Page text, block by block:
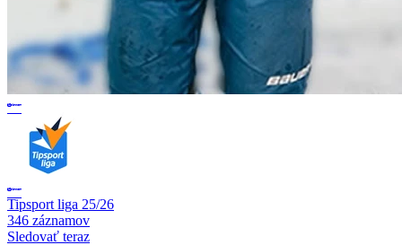
Tipsport liga 25/26
346 záznamov
Sledovať teraz